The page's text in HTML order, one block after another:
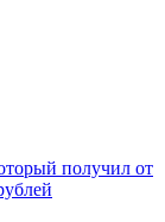
получил от